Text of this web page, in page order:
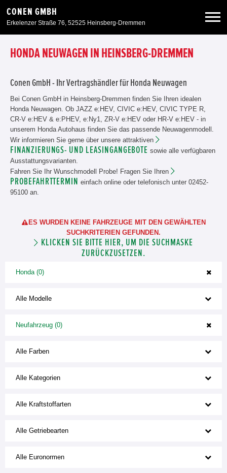
CONEN GMBH
Erkelenzer Straße 76, 52525 Heinsberg-Dremmen
Neuwagen
Gebrauchtwagen
Angebote
Service & Zubehör
Unser Autohaus
HONDA NEUWAGEN IN HEINSBERG-DREMMEN
Conen GmbH - Ihr Vertragshändler für Honda Neuwagen
Bei Conen GmbH in Heinsberg-Dremmen finden Sie Ihren idealen
Honda Neuwagen. Ob JAZZ e:HEV, CIVIC e:HEV, CIVIC TYPE R,
CR-V e:HEV & e:PHEV, e:Ny1, ZR-V e:HEV oder HR-V e:HEV - in
unserem Honda Autohaus finden Sie das passende Neuwagenmodell.
Wir informieren Sie gerne über unsere attraktiven
FINANZIERUNGS- UND LEASINGANGEBOTE sowie alle verfügbaren
Ausstattungsvarianten.
Fahren Sie Ihr Wunschmodell Probe! Fragen Sie Ihren
PROBEFAHRTTERMIN einfach online oder telefonisch unter 02452-
95100 an.
ES WURDEN KEINE FAHRZEUGE MIT DEN GEWÄHLTEN
SUCHKRITERIEN GEFUNDEN.
KLICKEN SIE BITTE HIER, UM DIE SUCHMASKE
ZURÜCKZUSETZEN.
Honda (0)
Alle Modelle
Neufahrzeug (0)
Alle Farben
Alle Kategorien
Alle Kraftstoffarten
Alle Getriebearten
Alle Euronormen